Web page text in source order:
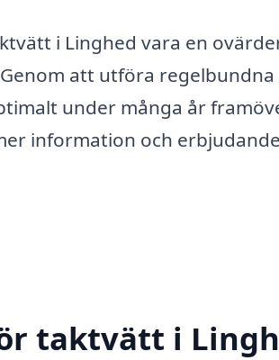
i Linghed vara en
att utföra regelbundna
under många år
information och
taktvätt i